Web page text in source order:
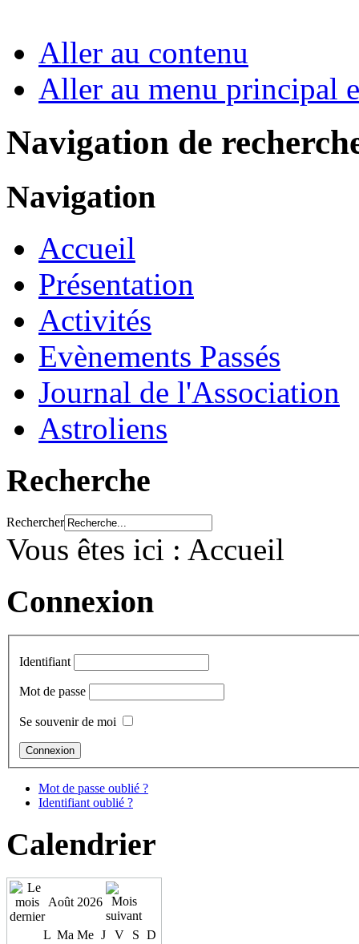
Aller au contenu
Aller au menu principal
Navigation de
Navigation
Accueil
Présentation
Activités
Evènements Passés
Journal de l'Association
Astroliens
Recherche
Rechercher
Vous êtes ici : Accueil
Connexion
Identifiant
Mot de passe
Se souvenir de moi
Mot de passe oublié ?
Identifiant oublié ?
Calendrier
Août 2026
L Ma Me J V S D